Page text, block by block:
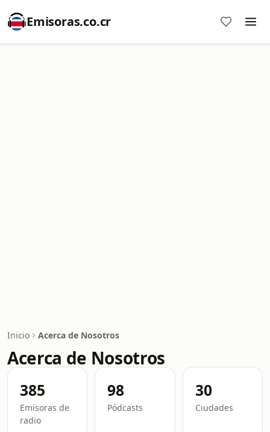
Emisoras.co.cr
Inicio Acerca de Nosotros
Acerca de Nosotros
385
Emisoras de
radio
98
Pódcasts
30
Ciudades